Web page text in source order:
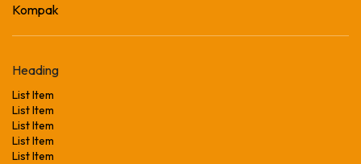
Kompak
Heading
List Item
List Item
List Item
List Item
List Item